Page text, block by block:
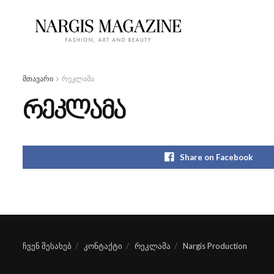
მთავარი რეკლამა
რეკლამა
Share on Facebook
ჩვენ შესახებ კონტაქტი რეკლამა Nargis Production